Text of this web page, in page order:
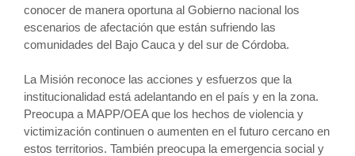
conocer de manera oportuna al Gobierno nacional los
escenarios de afectación que están sufriendo las
comunidades del Bajo Cauca y del sur de Córdoba.
La Misión reconoce las acciones y esfuerzos que la
institucionalidad está adelantando en el país y en la zona.
Preocupa a MAPP/OEA que los hechos de violencia y
victimización continuen o aumenten en el futuro cercano en
estos territorios. También preocupa la emergencia social y